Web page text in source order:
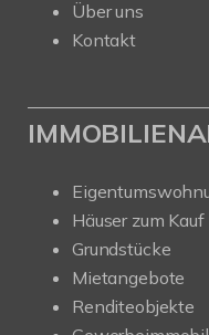
Über uns
Kontakt
Häuser zum Kauf
Grundstücke
Mietangebote
Renditeobjekte